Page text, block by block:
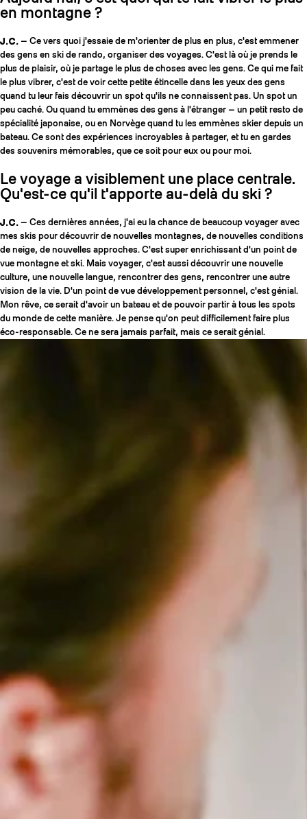
en montagne ?
J.C. — Ce vers quoi j'essaie de m'orienter de plus en plus, c'est emmener
des gens en ski de rando, organiser des voyages. C'est là où je prends le
plus de plaisir, où je partage le plus de choses avec les gens. Ce qui me fait
le plus vibrer, c'est de voir cette petite étincelle dans les yeux des gens
quand tu leur fais découvrir un spot qu'ils ne connaissent pas. Un spot un
peu caché. Ou quand tu emmènes des gens à l'étranger — un petit resto de
spécialité japonaise, ou en Norvège quand tu les emmènes skier depuis un
bateau. Ce sont des expériences incroyables à partager, et tu en gardes
des souvenirs mémorables, que ce soit pour eux ou pour moi.
Le voyage a visiblement une place centrale.
Qu'est-ce qu'il t'apporte au-delà du ski ?
J.C. — Ces dernières années, j'ai eu la chance de beaucoup voyager avec
mes skis pour découvrir de nouvelles montagnes, de nouvelles conditions
de neige, de nouvelles approches. C'est super enrichissant d'un point de
vue montagne et ski. Mais voyager, c'est aussi découvrir une nouvelle
culture, une nouvelle langue, rencontrer des gens, rencontrer une autre
vision de la vie. D'un point de vue développement personnel, c'est génial.
Mon rêve, ce serait d'avoir un bateau et de pouvoir partir à tous les spots
du monde de cette manière. Je pense qu'on peut difficilement faire plus
éco-responsable. Ce ne sera jamais parfait, mais ce serait génial.